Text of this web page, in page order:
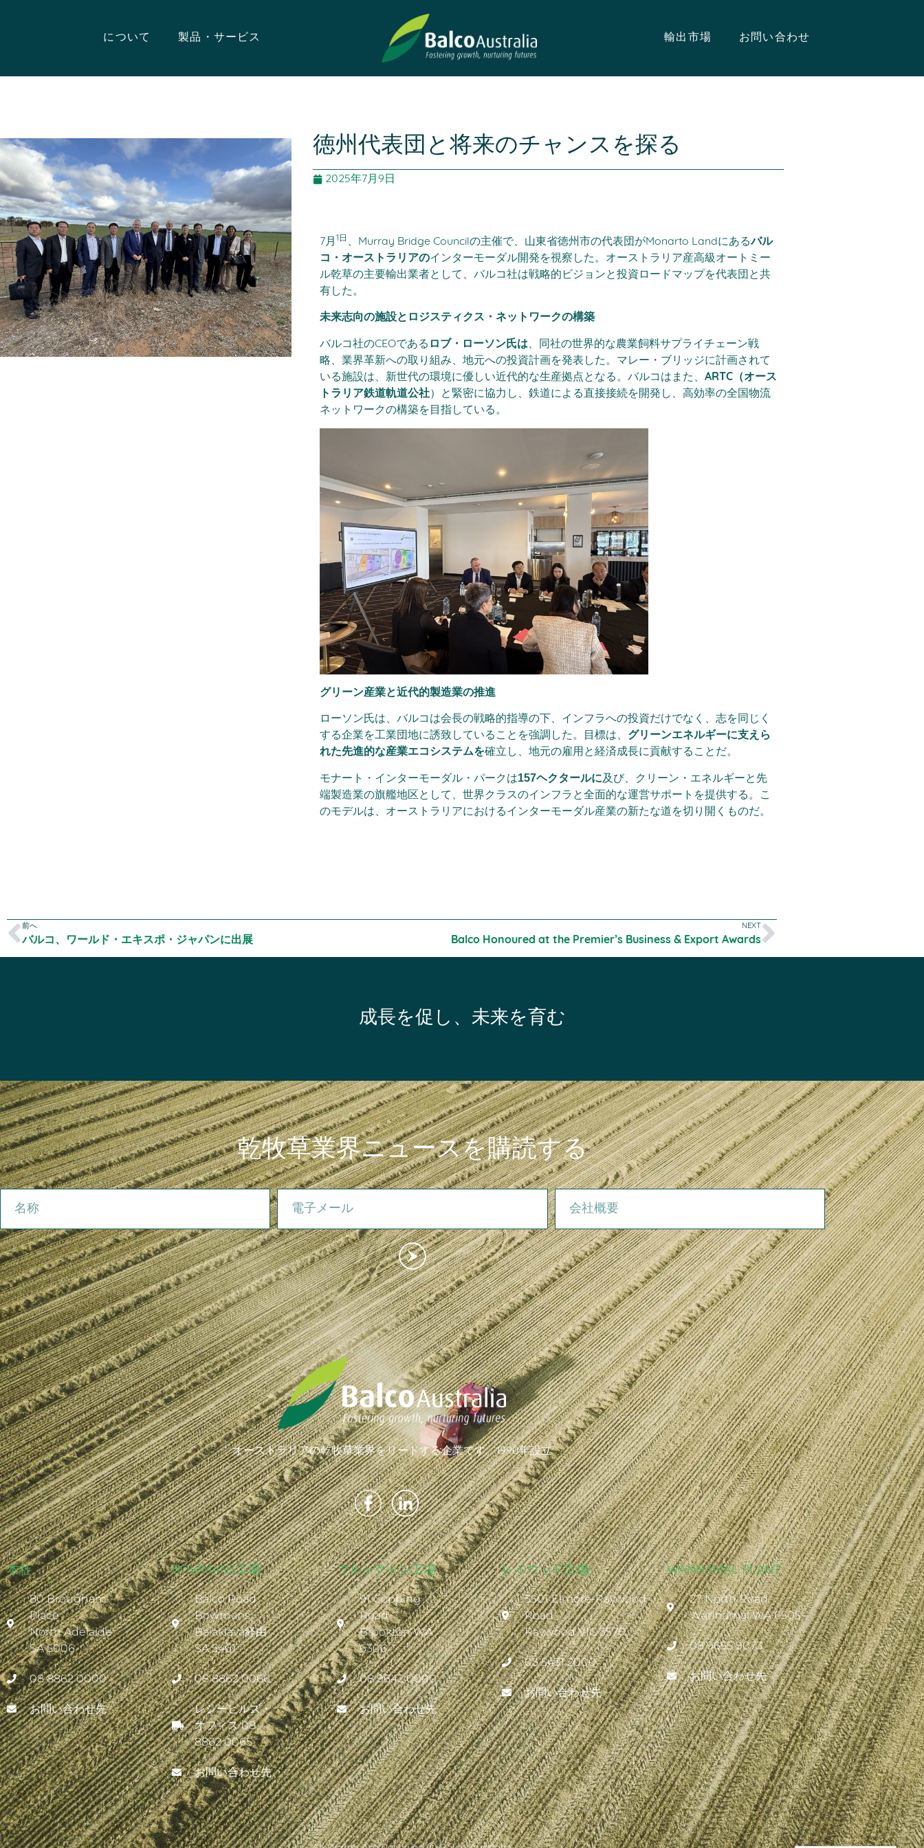
について 製品・サービス 輸出市場 お問い合わせ
徳州代表団と将来のチャンスを探る
2025年7月9日
7月 1日 、Murray Bridge Councilの主催で、山東省徳州市の代表団がMonarto Landにあるバル
コ・オーストラリアのインターモーダル開発を視察した。オーストラリア産高級オートミー
ル乾草の主要輸出業者として、バルコ社は戦略的ビジョンと投資ロードマップを代表団と共
有した。
未来志向の施設とロジスティクス・ネットワークの構築
バルコ社のCEOである ロブ・ローソン氏は、同社の世界的な農業飼料サプライチェーン戦
略、業界革新への取り組み、地元への投資計画を発表した。マレー・ブリッジに計画されて
いる施設は、新世代の環境に優しい近代的な生産拠点となる。バルコはまた、 ARTC（オース
トラリア鉄道軌道公社）と緊密に協力し、鉄道による直接接続を開発し、高効率の全国物流
ネットワークの構築を目指している。
グリーン産業と近代的製造業の推進
ローソン氏は、バルコは会長の戦略的指導の下、インフラへの投資だけでなく、志を同じく
する企業を工業団地に誘致していることを強調した。目標は、 グリーンエネルギーに支えら
れた先進的な産業エコシステムを確立し、地元の雇用と経済成長に貢献することだ。
モナート・インターモーダル・パークは157ヘクタールに及び、クリーン・エネルギーと先
端製造業の旗艦地区として、世界クラスのインフラと全面的な運営サポートを提供する。こ
のモデルは、オーストラリアにおけるインターモーダル産業の新たな道を切り開くものだ。
前へ
バルコ、ワールド・エキスポ・ジャパンに出展
NEXT
Balco Honoured at the Premier’s Business & Export Awards
成長を促し、未来を育む
乾牧草業界ニュースを購読する
名称 電子メール 会社概要
オーストラリアの乾牧草業界をリードする企業です。1990年設立
本社
80 Brougham
Place
North Adelaide
SA 5006
08 8862 0000
お問い合わせ先
BOWMANS工場
Balco Road
Bowmans
Balaklava経由
SA 5461
08 8862 0066
レシービルズ・
オフィス 08
8862 0065
お問い合わせ先
ブルックトン工場
91 Copping
Road
Brookton WA
6306
08 9642 0000
お問い合わせ先
レイウッド工場
3501 Elmore-Raywood
Road
Raywood VIC 3570
03 5431 2000
お問い合わせ先
WANNAMAL PLANT
27 North Road
Wannamal WA 6505
08 9655 9073
お問い合わせ先